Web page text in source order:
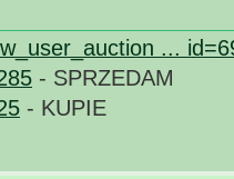
...
- SPRZEDAM
- KUPIE